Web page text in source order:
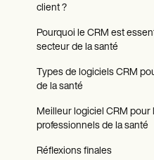
Guides des applications
Codes ICD
Procedure Codes
Modèle de note SOAP
Modèle de plan de traitement
Informed Consent Form
Social Work Treatment Plans
DAR Note Template
Patient Visit Summary Template
client ?
Pourquoi le CRM est
secteur de la santé
Types de logiciels CRM
de la santé
Meilleur logiciel CRM pour
professionnels de la santé
Réflexions finales